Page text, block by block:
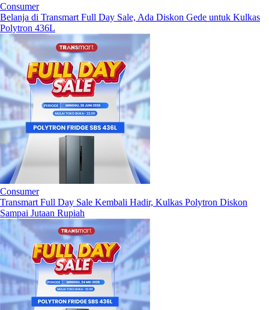
Consumer
Belanja di Transmart Full Day Sale, Ada Diskon Gede untuk Kulkas
Polytron 436L
Consumer
Transmart Full Day Sale Kembali Hadir, Kulkas Polytron Diskon
Sampai Jutaan Rupiah